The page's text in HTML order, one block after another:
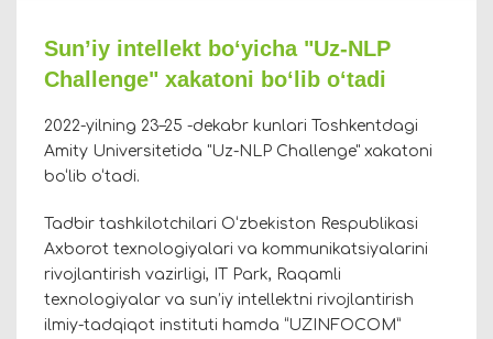
Sunʼiy intellekt boʻyicha "Uz-NLP
Challenge" xakatoni boʻlib oʻtadi
2022-yilning 23–25 -dekabr kunlari Toshkentdagi
Amity Universitetida "Uz-NLP Challenge" xakatoni
bo‘lib o‘tadi.
Tadbir tashkilotchilari O‘zbekiston Respublikasi
Axborot texnologiyalari va kommunikatsiyalarini
rivojlantirish vazirligi, IT Park, Raqamli
texnologiyalar va sun’iy intellektni rivojlantirish
ilmiy-tadqiqot instituti hamda “UZINFOCOM”